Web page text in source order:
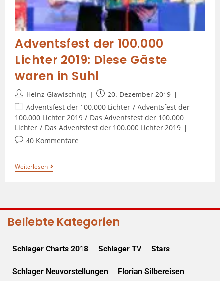
Adventsfest der 100.000
Lichter 2019: Diese Gäste
waren in Suhl
Heinz Glawischnig
20. Dezember 2019
Adventsfest der 100.000 Lichter / Adventsfest der
100.000 Lichter 2019 / Das Adventsfest der 100.000
Lichter / Das Adventsfest der 100.000 Lichter 2019
40 Kommentare
Weiterlesen
Beliebte Kategorien
Schlager Charts 2018 Schlager TV Stars
Schlager Neuvorstellungen Florian Silbereisen